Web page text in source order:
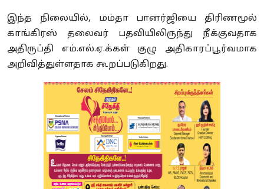
இந்த நிலையில், மம்தா பானர்ஜியை திரிணமூல்
காங்கிரஸ் தலைவர் பதவியிலிருந்து நீக்குவதாக
அதிருப்தி எம்.எல்.ஏ.க்கள் குழு அதிகாரப்பூர்வமாக
அறிவித்துள்ளதாக கூறப்படுகிறது.